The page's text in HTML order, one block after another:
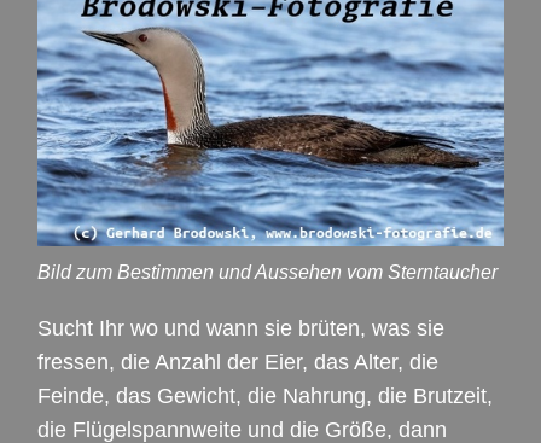
Bild zum Bestimmen und Aussehen vom Sterntaucher
Sucht Ihr wo und wann sie brüten, was sie
fressen, die Anzahl der Eier, das Alter, die
Feinde, das Gewicht, die Nahrung, die Brutzeit,
die Flügelspannweite und die Größe, dann